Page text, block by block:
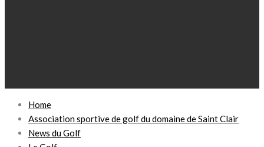
Home
Association sportive de golf du domaine de Saint Clair
News du Golf